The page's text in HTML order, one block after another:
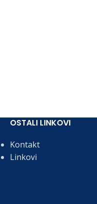
OSTALI LINKOVI
Kontakt
Linkovi